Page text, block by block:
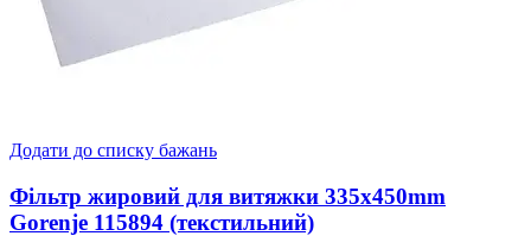
Додати до списку бажань
Фільтр жировий для витяжки 335x450mm
Gorenje 115894 (текстильний)